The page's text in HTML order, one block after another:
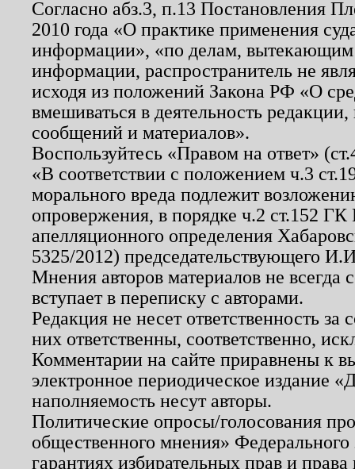
Согласно абз.3, п.13 Постановления
2010 года «О практике применения
информации», «по делам, вытекающим
информации, распространитель не
исходя из положений Закона РФ «О
вмешиваться в деятельность
сообщений и материалов».
Воспользуйтесь «Правом на ответ»
«В соответствии с положением ч.3
морального вреда подлежит
опровержения, в порядке ч.2 ст.152
апелляционного определения
5325/2012) председательствующего
Мнения авторов материалов не
вступает в переписку с авторами.
Редакция не несет ответственность
них ответственны, соответственно,
Комментарии на сайте приравнены к
электронное периодическое издание
наполняемость несут авторы.
Политические опросы/голосования
общественного мнения»
гарантиях избирательных прав и